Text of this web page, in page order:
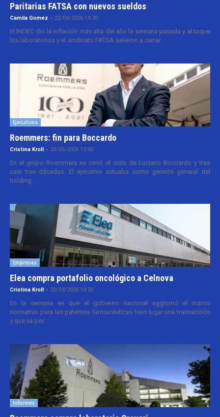
Paritarias FATSA con nuevos sueldos
Camila Gomez - 22/04/2026 14:30
El INDEC dio la inflación más alta del año la semana pasada y al toque
los laboratorios y el sindicato FATSA salieron a cerrar...
Ejecutivos
Roemmers: fin para Boccardo
Cristina Kroll - 20/05/2026 13:00
En el grupo Roemmers se cerró el ciclo de Luciano Boccardo y tras
casi tres décadas. El ejecutivo actuaba como gerente general del
holding...
Empresas
Elea compra portafolio oncológico a Celnova
Cristina Kroll - 20/03/2026 10:30
En la semana en que el gobierno nacional aggiornó el marco
normativo para las patentes farmacéuticas tuvo lugar una transacción
y que va por...
Informes